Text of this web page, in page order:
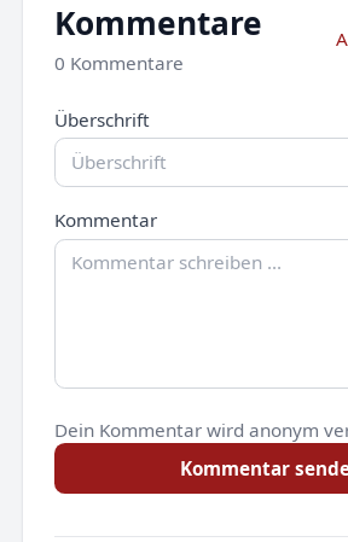
Kommentare
0 Kommentare
Überschrift
Kommentar
Dein Kommentar wird anonym
Kommentar